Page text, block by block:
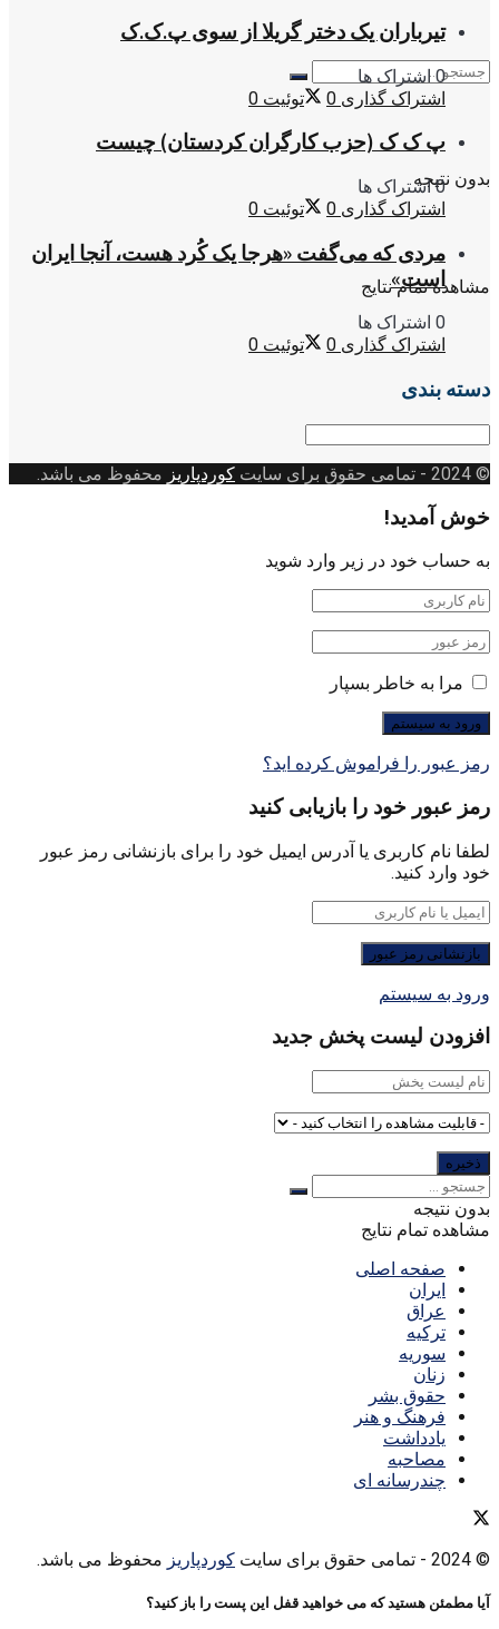
بدون نتیجه
مشاهده تمام نتایج
تیرباران یک دختر گریلا از سوی پ.ک.ک
0 اشتراک ها
اشتراک گذاری 0 توئیت 0
پ ک ک (حزب کارگران کردستان) چیست
0 اشتراک ها
اشتراک گذاری 0 توئیت 0
مردی که می‌گفت «هرجا یک کُرد هست، آنجا ایران
است»
0 اشتراک ها
اشتراک گذاری 0 توئیت 0
دسته بندی
دسته
© 2024
- تمامی حقوق برای سایت کوردپاریز محفوظ می باشد.
خوش آمدید!
به حساب خود در زیر وارد شوید
مرا به خاطر بسپار
رمز عبور را فراموش کرده اید؟
رمز عبور خود را بازیابی کنید
لطفا نام کاربری یا آدرس ایمیل خود را برای بازنشانی رمز عبور
خود وارد کنید.
ورود به سیستم
افزودن لیست پخش جدید
بدون نتیجه
مشاهده تمام نتایج
صفحه اصلی
ایران
عراق
ترکیه
سوریه
زنان
حقوق بشر
فرهنگ و هنر
یادداشت
مصاحبه
چندرسانه ای
© 2024 - تمامی حقوق برای سایت کوردپاریز محفوظ می باشد.
آیا مطمئن هستید که می خواهید قفل این پست را باز کنید؟